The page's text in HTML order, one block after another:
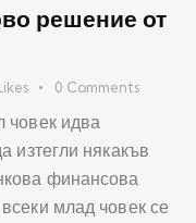
решение от
0 Comments
човек идва
изтегли някакъв
финансова
млад човек се